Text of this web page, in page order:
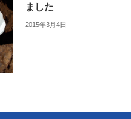
ました
2015年3月4日